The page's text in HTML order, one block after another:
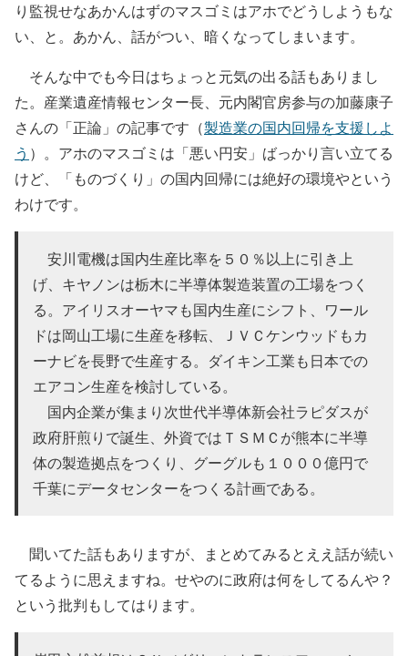
り監視せなあかんはずのマスゴミはアホでどうしようもな
い、と。あかん、話がつい、暗くなってしまいます。
そんな中でも今日はちょっと元気の出る話もありまし
た。産業遺産情報センター長、元内閣官房参与の加藤康子
さんの「正論」の記事です（製造業の国内回帰を支援しよ
う ）。アホのマスゴミは「悪い円安」ばっかり言い立てる
けど、「ものづくり」の国内回帰には絶好の環境やという
わけです。
安川電機は国内生産比率を５０％以上に引き上
げ、キヤノンは栃木に半導体製造装置の工場をつく
る。アイリスオーヤマも国内生産にシフト、ワール
ドは岡山工場に生産を移転、ＪＶＣケンウッドもカ
ーナビを長野で生産する。ダイキン工業も日本での
エアコン生産を検討している。
国内企業が集まり次世代半導体新会社ラピダスが
政府肝煎りで誕生、外資ではＴＳＭＣが熊本に半導
体の製造拠点をつくり、グーグルも１０００億円で
千葉にデータセンターをつくる計画である。
聞いてた話もありますが、まとめてみるとええ話が続い
てるように思えますね。せやのに政府は何をしてるんや？
という批判もしてはります。